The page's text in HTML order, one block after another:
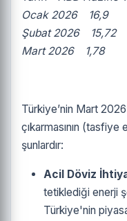
Ocak 2026 16,9
Şubat 2026 15,72
Mart 2026 1,78
Türkiye’nin Mart
çıkarmasının
şunlardır:
Acil Döviz
tetiklediği enerji
Türkiye'nin